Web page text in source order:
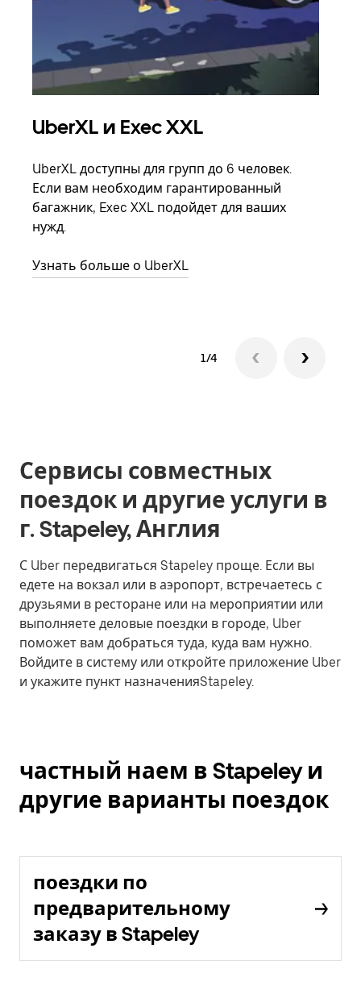
UberXL и Exec XXL
UberXL доступны для групп до 6 человек.
Если вам необходим гарантированный
багажник, Exec XXL подойдет для ваших
нужд.
Узнать больше о UberXL
1/4
Сервисы совместных
поездок и другие услуги в
г. Stapeley, Англия
С Uber передвигаться Stapeley проще. Если вы
едете на вокзал или в аэропорт, встречаетесь с
друзьями в ресторане или на мероприятии или
выполняете деловые поездки в городе, Uber
поможет вам добраться туда, куда вам нужно.
Войдите в систему или откройте приложение Uber
и укажите пункт назначенияStapeley.
частный наем в Stapeley и
другие варианты поездок
поездки по
предварительному
заказу в Stapeley